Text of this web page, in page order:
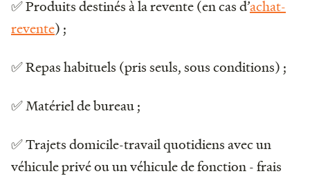
✅ Produits destinés à la revente (en cas d’achat-
revente) ;
✅ Repas habituels (pris seuls, sous conditions) ;
✅ Matériel de bureau ;
✅ Trajets domicile-travail quotidiens avec un
véhicule privé ou un véhicule de fonction - frais